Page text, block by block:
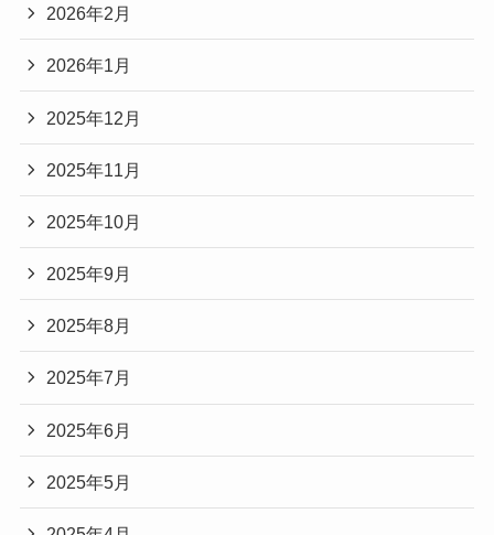
2026年2月
2026年1月
2025年12月
2025年11月
2025年10月
2025年9月
2025年8月
2025年7月
2025年6月
2025年5月